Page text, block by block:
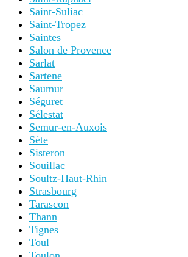
Saint-Suliac
Saint-Tropez
Saintes
Salon de Provence
Sarlat
Sartene
Saumur
Séguret
Sélestat
Semur-en-Auxois
Sète
Sisteron
Souillac
Soultz-Haut-Rhin
Strasbourg
Tarascon
Thann
Tignes
Toul